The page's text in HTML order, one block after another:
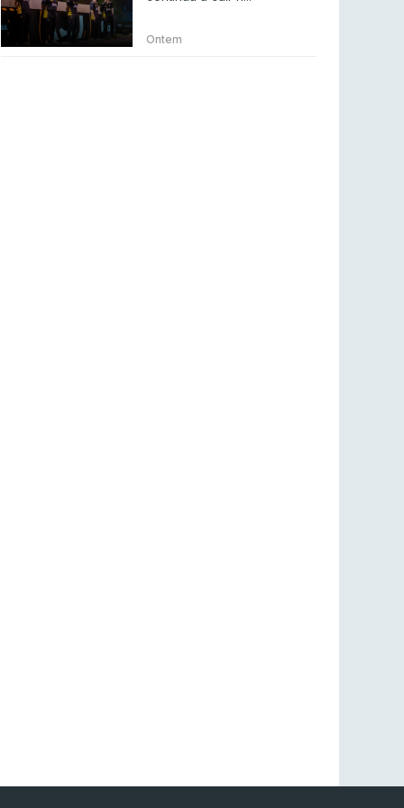
Betclic renova parceria com a RTP Arena para
a época 2026/27
Ontem